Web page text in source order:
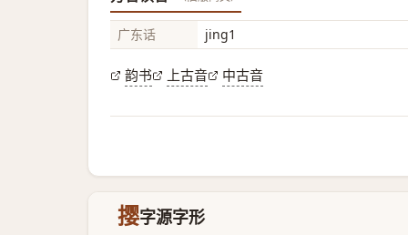
广东话 jing1
韵书 上古音 中古音
撄字源字形